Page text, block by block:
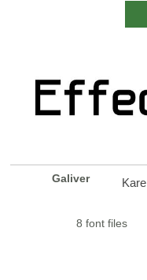
Galiver Kare
8 font files